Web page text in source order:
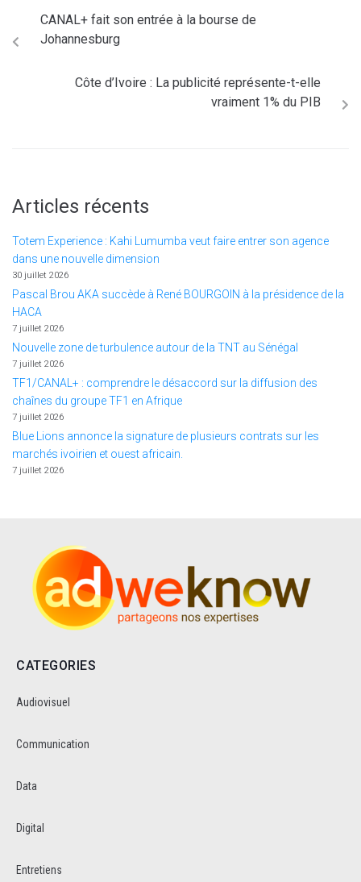
CANAL+ fait son entrée à la bourse de
Johannesburg
Côte d’Ivoire : La publicité représente-t-elle
vraiment 1% du PIB
Articles récents
Totem Experience : Kahi Lumumba veut faire entrer son agence
dans une nouvelle dimension
30 juillet 2026
Pascal Brou AKA succède à René BOURGOIN à la présidence de la
HACA
7 juillet 2026
Nouvelle zone de turbulence autour de la TNT au Sénégal
7 juillet 2026
TF1/CANAL+ : comprendre le désaccord sur la diffusion des
chaînes du groupe TF1 en Afrique
7 juillet 2026
Blue Lions annonce la signature de plusieurs contrats sur les
marchés ivoirien et ouest africain.
7 juillet 2026
CATEGORIES
Audiovisuel
Communication
Data
Digital
Entretiens